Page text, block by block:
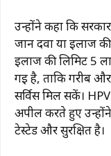
उन्होंने कहा कि
जान दवा या इलाज
इलाज की लिमिट 5
गई है, ताकि गरीब
सर्विस मिल सकें।
अपील करते हुए
टेस्टेड और सुरक्षित है।